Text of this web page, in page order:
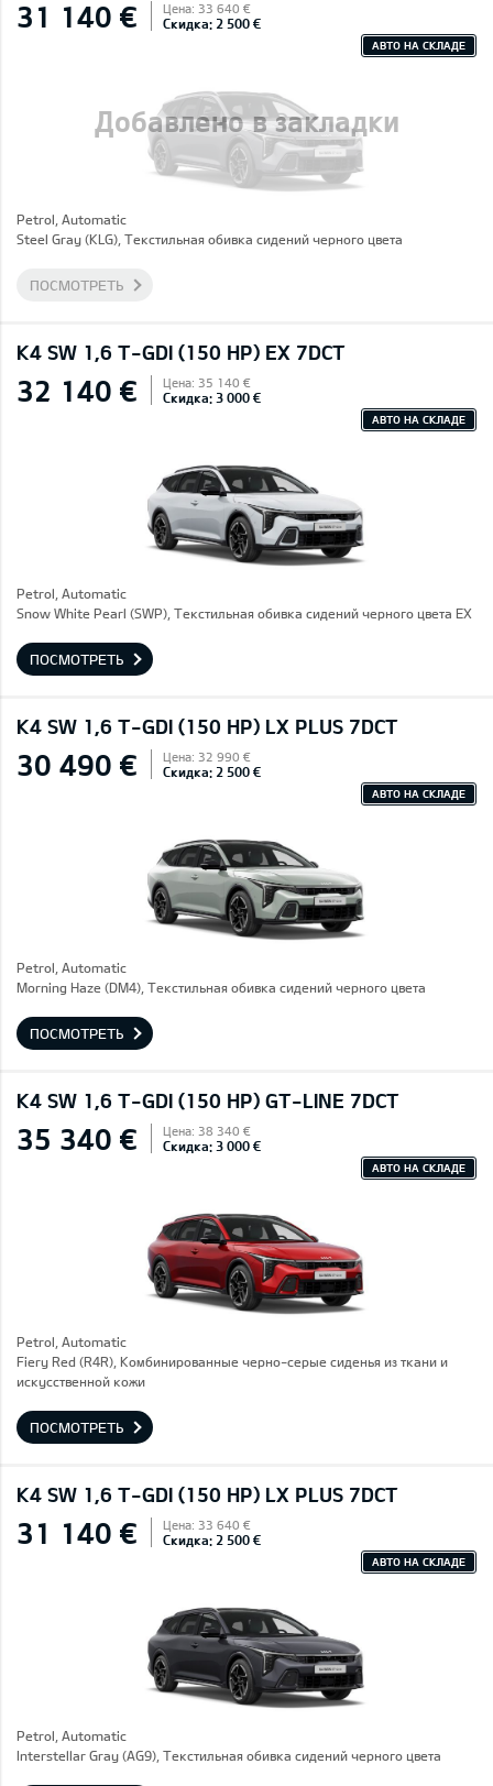
Добавлено в закладки
31 140 € Цена: 33 640 €
Скидка: 2 500 €
АВТО НА СКЛАДЕ
Petrol, Automatic
Steel Gray (KLG), Текстильная обивка сидений черного цвета
ПОСМОТРЕТЬ
K4 SW 1,6 T-GDI (150 HP) EX 7DCT
32 140 € Цена: 35 140 €
Скидка: 3 000 €
АВТО НА СКЛАДЕ
Petrol, Automatic
Snow White Pearl (SWP), Текстильная обивка сидений черного цвета EX
ПОСМОТРЕТЬ
K4 SW 1,6 T-GDI (150 HP) LX PLUS 7DCT
30 490 € Цена: 32 990 €
Скидка: 2 500 €
АВТО НА СКЛАДЕ
Petrol, Automatic
Morning Haze (DM4), Текстильная обивка сидений черного цвета
ПОСМОТРЕТЬ
K4 SW 1,6 T-GDI (150 HP) GT-LINE 7DCT
35 340 € Цена: 38 340 €
Скидка: 3 000 €
АВТО НА СКЛАДЕ
Petrol, Automatic
Fiery Red (R4R), Комбинированные черно-серые сиденья из ткани и
искусственной кожи
ПОСМОТРЕТЬ
K4 SW 1,6 T-GDI (150 HP) LX PLUS 7DCT
31 140 € Цена: 33 640 €
Скидка: 2 500 €
АВТО НА СКЛАДЕ
Petrol, Automatic
Interstellar Gray (AG9), Текстильная обивка сидений черного цвета